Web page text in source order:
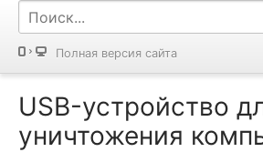
Полная версия сайта
USB-устройство
уничтожения